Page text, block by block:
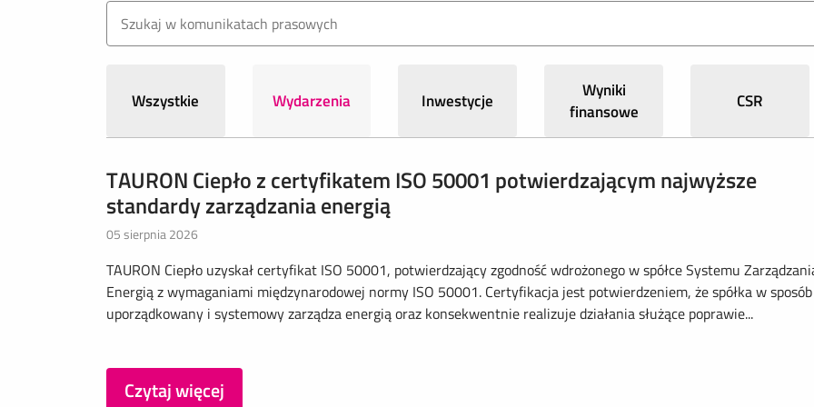
Wszystkie Wydarzenia Inwestycje
Wyniki
finansowe
CSR
TAURON Ciepło z certyfikatem ISO 50001 potwierdzającym najwyższe
standardy zarządzania energią
05 sierpnia 2026
TAURON Ciepło uzyskał certyfikat ISO 50001, potwierdzający zgodność wdrożonego w spółce Systemu
Energią z wymaganiami międzynarodowej normy ISO 50001. Certyfikacja jest potwierdzeniem, że spółka w sposób
uporządkowany i systemowy zarządza energią oraz konsekwentnie realizuje działania służące poprawie...
Czytaj więcej